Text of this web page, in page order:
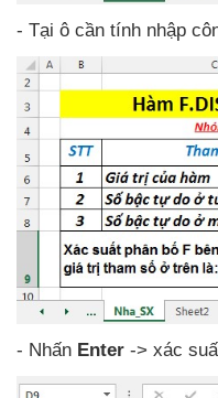
- Tại ô cần tính nhập
- Nhấn Enter -> xác